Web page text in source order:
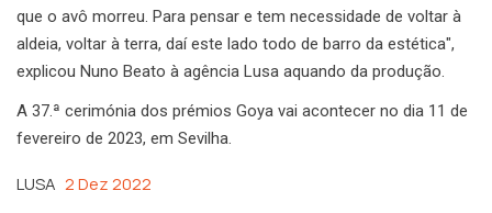
que o avô morreu. Para pensar e tem necessidade de voltar à
aldeia, voltar à terra, daí este lado todo de barro da estética",
explicou Nuno Beato à agência Lusa aquando da produção.
A 37.ª cerimónia dos prémios Goya vai acontecer no dia 11 de
fevereiro de 2023, em Sevilha.
LUSA 2 Dez 2022